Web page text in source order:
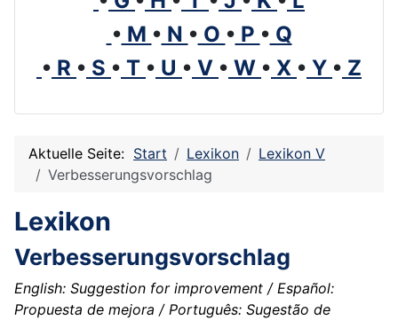
• M • N • O • P • Q
• R • S • T • U • V • W • X • Y • Z
Aktuelle Seite: Start Lexikon
Lexikon V
Verbesserungsvorschlag
Lexikon
Verbesserungsvorschlag
English: Suggestion for improvement / Español:
Propuesta de mejora / Português: Sugestão de